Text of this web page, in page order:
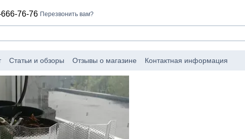
76-76 Перезвонить вам?
Статьи и обзоры Отзывы о магазине Контактная информация